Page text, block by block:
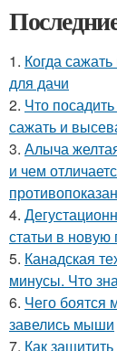
1. Когда
для дачи
2. Что
сажать и
3. Алыча
и чем
4.
статьи в новую
5. Канадская
минусы. Что
6. Чего боятся
завелись мыши
7. Как